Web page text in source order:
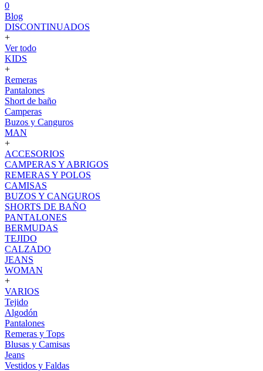
0
Blog
DISCONTINUADOS
+
Ver todo
KIDS
+
Remeras
Pantalones
Short de baño
Camperas
Buzos y Canguros
MAN
+
ACCESORIOS
CAMPERAS Y ABRIGOS
REMERAS Y POLOS
CAMISAS
BUZOS Y CANGUROS
SHORTS DE BAÑO
PANTALONES
BERMUDAS
TEJIDO
CALZADO
JEANS
WOMAN
+
VARIOS
Tejido
Algodón
Pantalones
Remeras y Tops
Blusas y Camisas
Jeans
Vestidos y Faldas